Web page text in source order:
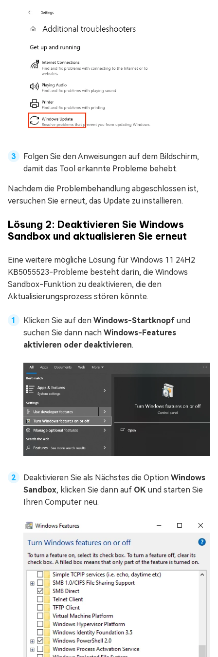
Folgen Sie den Anweisungen auf dem Bildschirm,
damit das Tool erkannte Probleme behebt.
Nachdem die Problembehandlung abgeschlossen ist,
versuchen Sie erneut, das Update zu installieren.
Lösung 2: Deaktivieren Sie Windows
Sandbox und aktualisieren Sie erneut
Eine weitere mögliche Lösung für Windows 11 24H2
KB5055523-Probleme besteht darin, die Windows
Sandbox-Funktion zu deaktivieren, die den
Aktualisierungsprozess stören könnte.
Klicken Sie auf den Windows-Startknopf und
suchen Sie dann nach Windows-Features
aktivieren oder deaktivieren.
Deaktivieren Sie als Nächstes die Option Windows
Sandbox, klicken Sie dann auf OK und starten Sie
Ihren Computer neu.